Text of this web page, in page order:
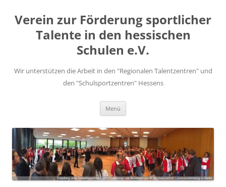
springen
Verein zur Förderung sportlicher
Talente in den hessischen
Schulen e.V.
Wir unterstützen die Arbeit in den "Regionalen Talentzentren" und
den "Schulsportzentren" Hessens
Menü